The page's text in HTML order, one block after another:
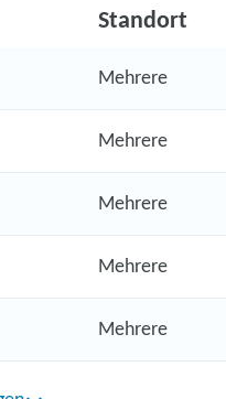
Standort
Mehrere
Mehrere
Mehrere
Mehrere
Mehrere